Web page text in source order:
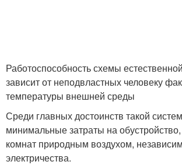
Работоспособность схемы
зависит от неподвластных человеку
температуры внешней среды
Среди главных достоинств такой
минимальные затраты на
комнат природным воздухом,
электричества.